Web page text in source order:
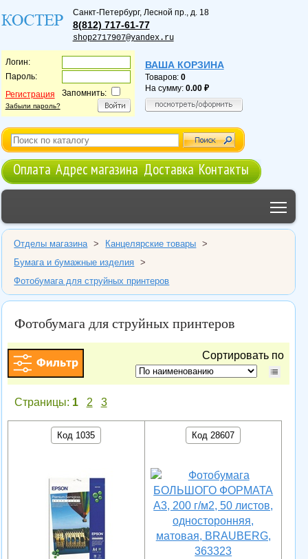
Санкт-Петербург, Лесной пр., д. 18
8(812) 717-61-77
shop2717907@yandex.ru
Логин:
Пароль:
Регистрация
Забыли пароль?
Запомнить:
ВАША КОРЗИНА
Товаров: 0
На сумму: 0.00
Оплата Адрес магазина Доставка Контакты
Отделы магазина > Канцелярские товары
>
Бумага и бумажные изделия
>
Фотобумага для струйных принтеров
Фотобумага для струйных принтеров
Сортировать по
Страницы: 1 2 3
Код 1035 Код 28607